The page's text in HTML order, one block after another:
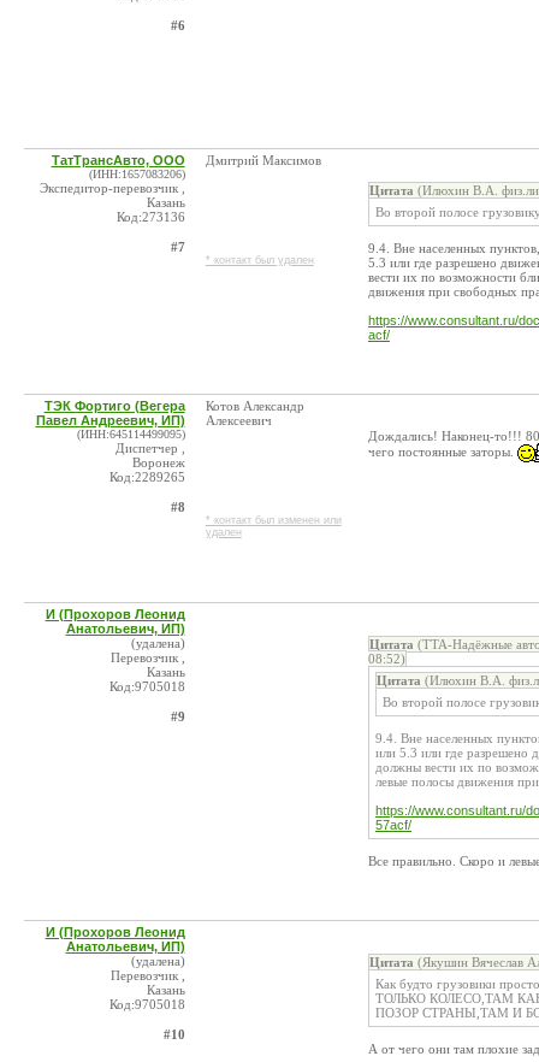
#6
ТатТрансАвто, ООО
(ИНН:1657083206)
Экспедитор-перевозчик ,
Казань
Код:273136
#7
Дмитрий Максимов
* контакт был удален
Цитата (Илюхин В.А.
Во второй полосе
9.4. Вне населенных
5.3 или где разрешено
вести их по возможности
движения при свободных
https://www.consultant.ru/
acf/
ТЭК Фортиго (Вегера
Павел Андреевич, ИП)
(ИНН:645114499095)
Диспетчер ,
Воронеж
Код:2289265
#8
Котов Александр
Алексеевич
* контакт был изменен или
удален
Дождались! Наконец-то!!!
чего постоянные заторы.
И (Прохоров Леонид
Анатольевич, ИП)
(удалена)
Перевозчик ,
Казань
Код:9705018
#9
Цитата (TTA-Надёжные
08:52)
Цитата (Илюхин В.А.
Во второй полосе
9.4. Вне населенных
или 5.3 или где разрешено
должны вести их по
левые полосы движения
https://www.consultant.ru/
57acf/
Все правильно. Скоро и
И (Прохоров Леонид
Анатольевич, ИП)
(удалена)
Перевозчик ,
Казань
Код:9705018
#10
Цитата (Якушин Вячеслав
Как будто грузовики
ТОЛЬКО КОЛЕСО,ТАМ
ПОЗОР СТРАНЫ,ТАМ И
А от чего они там плохие